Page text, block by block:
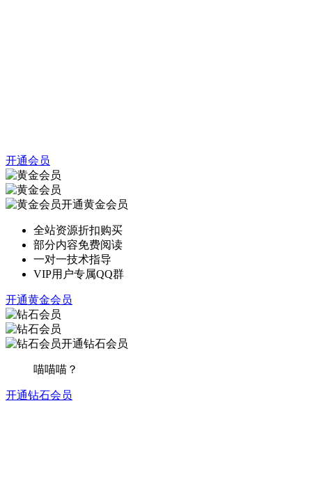
开通会员
开通黄金会员
全站资源折扣购买
部分内容免费阅读
一对一技术指导
VIP用户专属QQ群
开通黄金会员
开通钻石会员
喵喵喵？
开通钻石会员